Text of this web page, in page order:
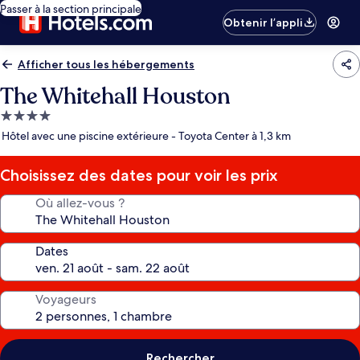
Passer à la section principale
Obtenir l’appli
Afficher tous les hébergements
The Whitehall Houston
Hébergement
4.0 étoiles
Hôtel avec une piscine extérieure - Toyota Center à 1,3 km
Choisissez des dates pour voir les prix
Où allez-vous ?
Dates
Voyageurs